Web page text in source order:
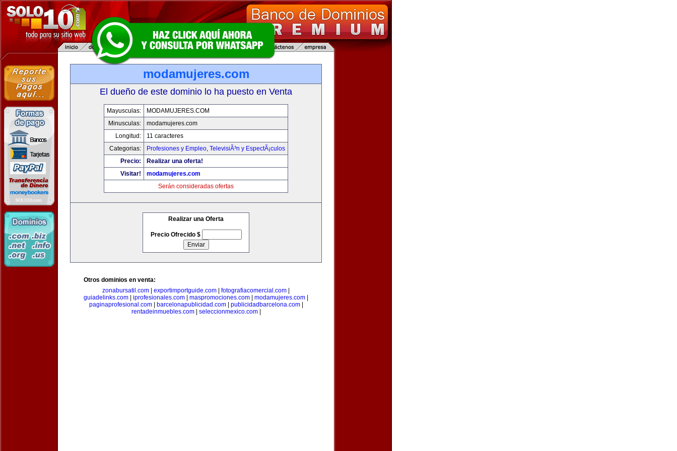
modamujeres.com
El dueño de este dominio lo ha puesto en Venta
Mayusculas:
MODAMUJERES.COM
Minusculas:
modamujeres.com
Longitud:
11 caracteres
Categorias:
Profesiones y Empleo, TelevisiÃ³n y EspectÃ¡culos
Precio:
Realizar una oferta!
Visitar!
modamujeres.com
Serán consideradas ofertas
Realizar una Oferta
Precio Ofrecido $
Otros dominios en venta:
zonabursatil.com
exportimportguide.com fotografiacomercial.com
guiadelinks.com
iprofesionales.com maspromociones.com modamujeres.com
paginaprofesional.com| barcelonapublicidad.com| publicidadbarcelona.com|
rentadeinmuebles.com| seleccionmexico.com|